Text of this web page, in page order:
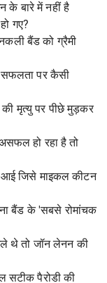
के बारे में नहीं है
गए?
बैंड को ग्रैमी
सफलता पर कैसी
मृत्यु पर पीछे मुड़कर
हो रहा है तो
जिसे माइकल कीटन
बैंड के 'सबसे रोमांचक
थे तो जॉन लेनन की
सटीक पैरोडी की